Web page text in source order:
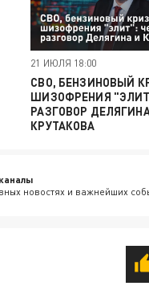
21 ИЮЛЯ 18:00
СВО, БЕНЗИНОВЫЙ
ШИЗОФРЕНИЯ
РАЗГОВОР
КРУТАКОВА
новостях и важнейших